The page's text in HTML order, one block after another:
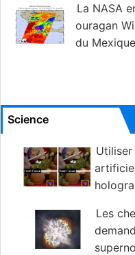
La NASA
ouragan
du Mexique
Science
Les